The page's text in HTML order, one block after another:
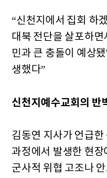
“신천지에서 집회 하
대북 전단을 살포하
민과 큰 충돌이 예상
생했다”
신천지예수교회의 반
김동연 지사가 언급
과정에서 발생한 현장
군사적 위협 고조나